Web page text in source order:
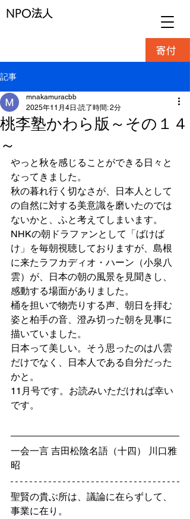
NPO法人
寄付
記事
桃李塾かわら版～その１４
～
mnakamuracbb
2025年11月4日 読了時間: 2分
やっと秋を感じることができる日々と
なってきました。
秋の暮れ行く切なさが、日本人として
の自然に対する美意識を磨いたのでは
ないかと、ふと考えてしまいます。
NHKの朝ドラファンとして「ばけば
け」を毎朝視聴しておりますが、島根
に来たラフカディオ・ハーン（小泉八
雲）が、日本の朝の風景を見聞きし、
感動する場面がありました。
桶を担いで物売りする声、朝日を拝む
姿と柏手の音、澄み切った朝を見事に
描いていました。
日本って美しい。そう思ったのは八雲
だけでなく、日本人である自分だった
かと。
11月号です。お読みいただければ幸い
です。
一会一言 吉田松陰名語（十四） 川口雅
昭
聖賢の貴ぶ所は、議論に在らずして、
事業に在り。